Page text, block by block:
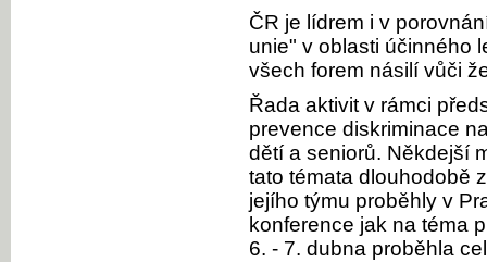
ČR je lídrem i v
unie" v oblasti účinného
všech forem násilí vůči
Řada aktivit v rámci
prevence diskriminace
dětí a seniorů. Někdejší
tato témata dlouhodobě
jejího týmu proběhly v
konference jak na téma
6. - 7. dubna proběhla